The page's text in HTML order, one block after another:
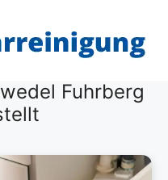
Fuhrberg